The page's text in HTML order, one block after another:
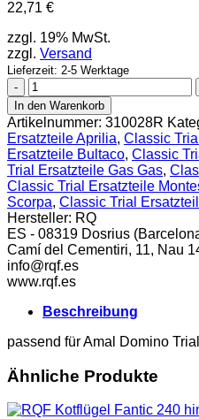
22,71 €
zzgl. 19% MwSt.
zzgl. Versand
Lieferzeit: 2-5 Werktage
RQF
Kappe
über
Hebelgelenk
rot
Menge
In den Warenkorb
Artikelnummer: 310028R
Ersatzteile Aprilia, Classic
Ersatzteile Bultaco, Classic
Trial Ersatzteile Gas Gas,
Classic Trial Ersatzteile
Scorpa, Classic Trial
Hersteller: RQ
ES - 08319 Dosrius
Camí del Cementiri, 11, Nau
info@rqf.es
www.rqf.es
Beschreibung
passend für Amal Domino Trial
Ähnliche Produkte